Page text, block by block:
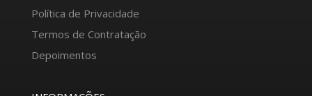
Política de Privacidade
Termos de Contratação
Depoimentos